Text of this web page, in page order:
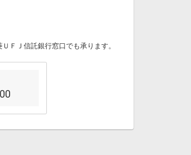
ＦＪ信託銀行窓口でも承ります。